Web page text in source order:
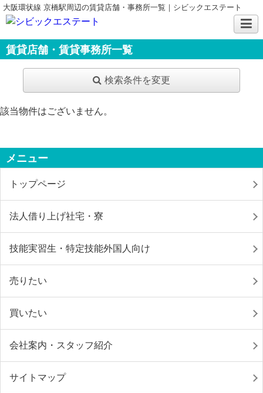
大阪環状線 京橋駅周辺の賃貸店舗・事務所一覧｜シビックエステート
賃貸店舗・賃貸事務所一覧
検索条件を変更
該当物件はございません。
メニュー
トップページ
法人借り上げ社宅・寮
技能実習生・特定技能外国人向け
売りたい
買いたい
会社案内・スタッフ紹介
サイトマップ